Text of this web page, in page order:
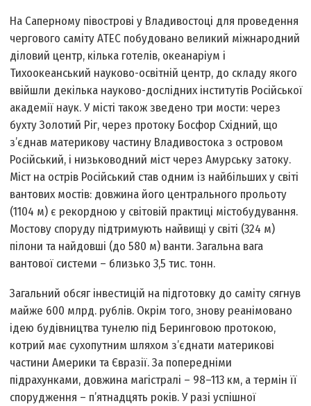
На Саперному півострові у Владивостоці для проведення
чергового саміту АТЕС побудовано великий міжнародний
діловий центр, кілька готелів, океанаріум і
Тихоокеанський науково-освітній центр, до складу якого
ввійшли декілька науково-дослідних інститутів Російської
академії наук. У місті також зведено три мости: через
бухту Золотий Ріг, через протоку Босфор Східний, що
з’єднав материкову частину Владивостока з островом
Російський, і низьководний міст через Амурську затоку.
Міст на острів Російський став одним із найбільших у світі
вантових мостів: довжина його центрального прольоту
(1104 м) є рекордною у світовій практиці містобудування.
Мостову споруду підтримують найвищі у світі (324 м)
пілони та найдовші (до 580 м) ванти. Загальна вага
вантової системи – близько 3,5 тис. тонн.
Загальний обсяг інвестицій на підготовку до саміту сягнув
майже 600 млрд. рублів. Окрім того, знову реанімовано
ідею будівництва тунелю під Беринговою протокою,
котрий має сухопутним шляхом з’єднати материкові
частини Америки та Євразії. За попередніми
підрахунками, довжина магістралі – 98–113 км, а термін її
спорудження – п’ятнадцять років. У разі успішної